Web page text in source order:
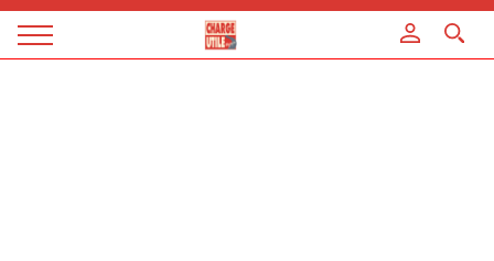
Magazine
Panneau de gestion des cookies